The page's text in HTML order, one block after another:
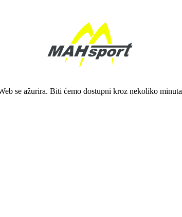
se ažurira. Biti ćemo dostupni kroz nekoliko minuta